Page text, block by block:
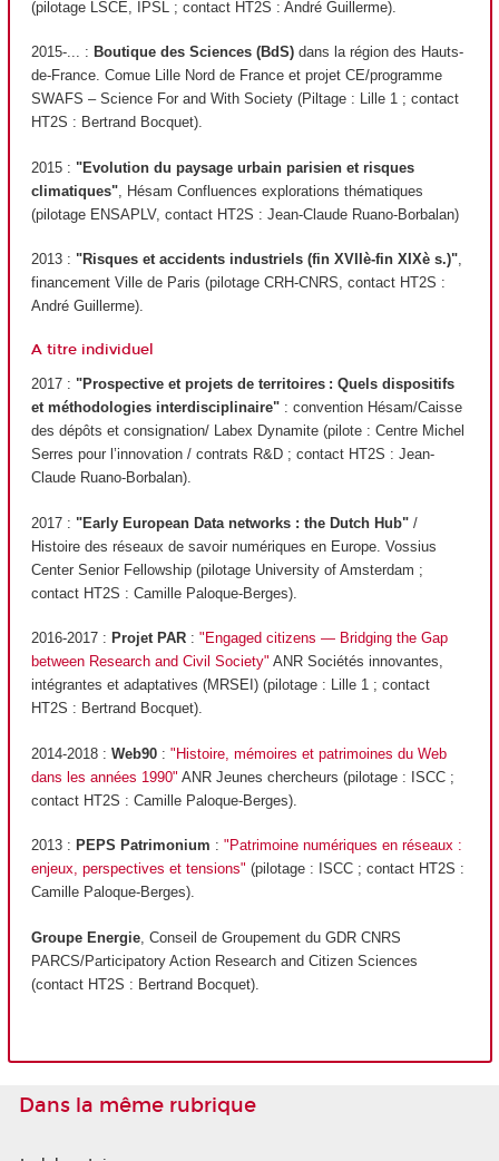
(pilotage LSCE, IPSL ; contact HT2S : André Guillerme).
2015-... : Boutique des Sciences (BdS) dans la région des Hauts-
de-France. Comue Lille Nord de France et projet CE/programme
SWAFS – Science For and With Society (Piltage : Lille 1 ; contact
HT2S : Bertrand Bocquet).
2015 : "Evolution du paysage urbain parisien et risques
climatiques" , Hésam Confluences explorations thématiques
(pilotage ENSAPLV, contact HT2S : Jean-Claude Ruano-Borbalan)
2013 : "Risques et accidents industriels (fin XVIIè-fin XIXè s.)",
financement Ville de Paris (pilotage CRH-CNRS, contact HT2S :
André Guillerme).
A titre individuel
2017 : "Prospective et projets de territoires : Quels dispositifs
et méthodologies interdisciplinaire" : convention Hésam/Caisse
des dépôts et consignation/ Labex Dynamite (pilote : Centre Michel
Serres pour l’innovation / contrats R&D ; contact HT2S : Jean-
Claude Ruano-Borbalan).
2017 : "Early European Data networks : the Dutch Hub" /
Histoire des réseaux de savoir numériques en Europe. Vossius
Center Senior Fellowship (pilotage University of Amsterdam ;
contact HT2S : Camille Paloque-Berges).
2016-2017 : Projet PAR : "Engaged citizens — Bridging the Gap
between Research and Civil Society" ANR Sociétés innovantes,
intégrantes et adaptatives (MRSEI) (pilotage : Lille 1 ; contact
HT2S : Bertrand Bocquet).
2014-2018 : Web90 : "Histoire, mémoires et patrimoines du Web
dans les années 1990" ANR Jeunes chercheurs (pilotage : ISCC ;
contact HT2S : Camille Paloque-Berges).
2013 : PEPS Patrimonium : "Patrimoine numériques en réseaux :
enjeux, perspectives et tensions" (pilotage : ISCC ; contact HT2S :
Camille Paloque-Berges).
Groupe Energie , Conseil de Groupement du GDR CNRS
PARCS/Participatory Action Research and Citizen Sciences
(contact HT2S : Bertrand Bocquet).
Dans la même rubrique